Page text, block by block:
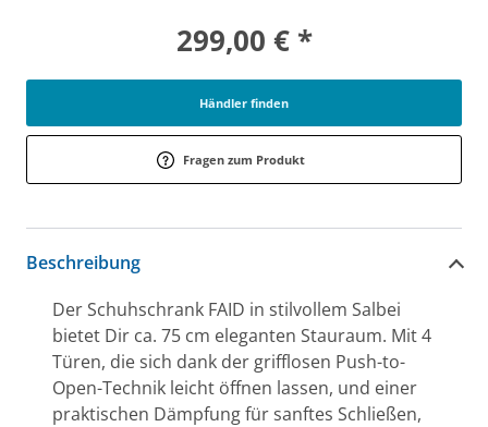
299,00 € *
Händler finden
Fragen zum Produkt
Beschreibung
Der Schuhschrank FAID in stilvollem Salbei
bietet Dir ca. 75 cm eleganten Stauraum. Mit 4
Türen, die sich dank der grifflosen Push-to-
Open-Technik leicht öffnen lassen, und einer
praktischen Dämpfung für sanftes Schließen,